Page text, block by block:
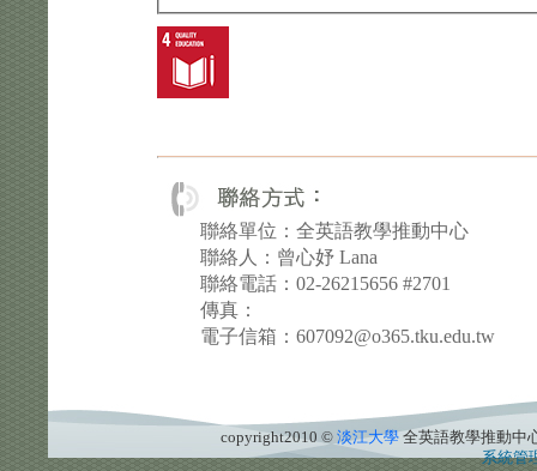
聯絡單位：全英語教學推動中心
聯絡人：曾心妤 Lana
聯絡電話：02-26215656 #2701
傳真：
電子信箱：607092@o365.tku.edu.tw
copyright2010 © 淡江大學 全英語教學推動中
系統管